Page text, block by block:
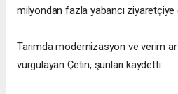
milyondan fazla yabancı ziyaretçiye
Tarımda modernizasyon ve verim
vurgulayan Çetin, şunları kaydetti: